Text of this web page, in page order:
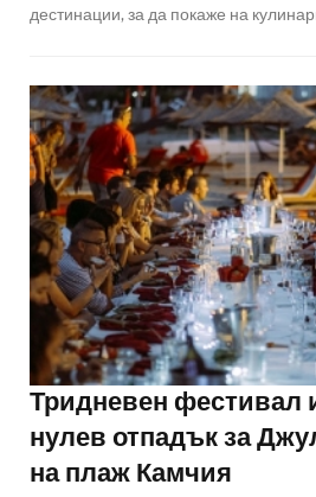
дестинации, за да покаже на
Тридневен фестивал
нулев отпадък за
на плаж Камчия